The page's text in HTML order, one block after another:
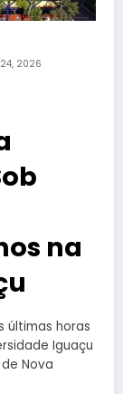
2026
na
últimas horas
Iguaçu
Nova